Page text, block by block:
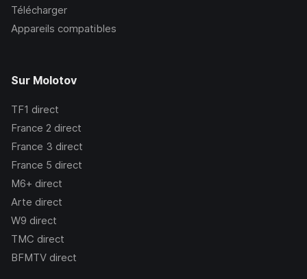
Télécharger
Appareils compatibles
Sur Molotov
TF1 direct
France 2 direct
France 3 direct
France 5 direct
M6+ direct
Arte direct
W9 direct
TMC direct
BFMTV direct